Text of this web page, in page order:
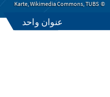
عنوان واحد